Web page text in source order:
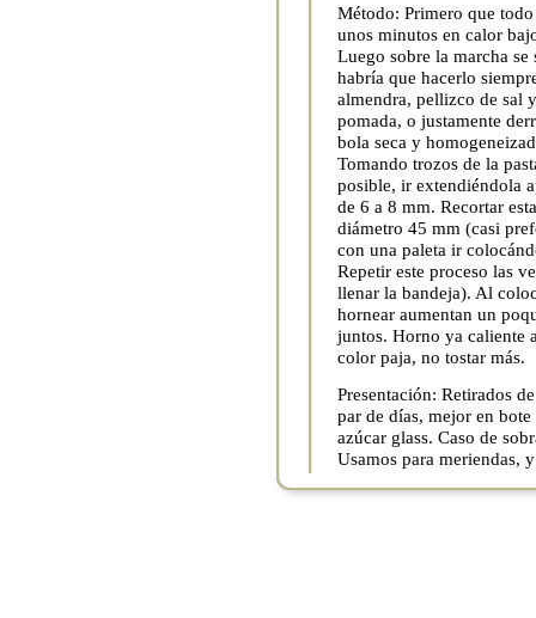
Método: Primero que
unos minutos en calor
Luego sobre la marcha
habría que hacerlo
almendra, pellizco de sal
pomada, o justamente
bola seca y
Tomando trozos de la
posible, ir extendiéndola
de 6 a 8 mm. Recortar
diámetro 45 mm (casi
con una paleta ir
Repetir este proceso las
llenar la bandeja). Al
hornear aumentan un
juntos. Horno ya caliente
color paja, no tostar más.
Presentación: Retirados
par de días, mejor en
azúcar glass. Caso de
Usamos para meriendas,